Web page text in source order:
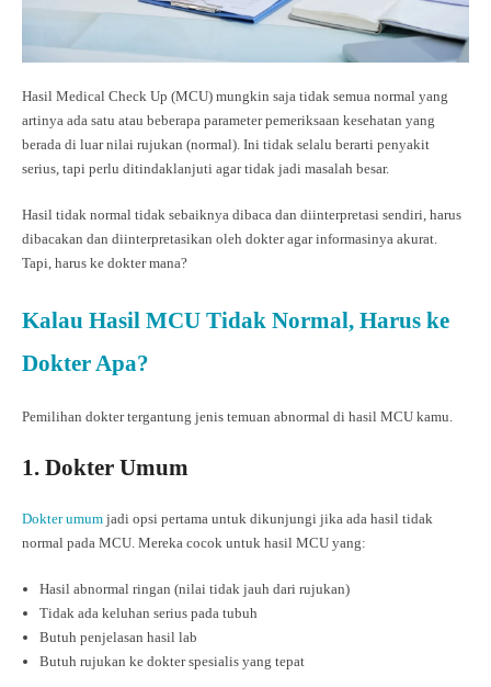
Hasil Medical Check Up (MCU) mungkin saja tidak semua normal yang
artinya ada satu atau beberapa parameter pemeriksaan kesehatan yang
berada di luar nilai rujukan (normal). Ini tidak selalu berarti penyakit
serius, tapi perlu ditindaklanjuti agar tidak jadi masalah besar.
Hasil tidak normal tidak sebaiknya dibaca dan diinterpretasi sendiri, harus
dibacakan dan diinterpretasikan oleh dokter agar informasinya akurat.
Tapi, harus ke dokter mana?
Kalau Hasil MCU Tidak Normal, Harus ke
Dokter Apa?
Pemilihan dokter tergantung jenis temuan abnormal di hasil MCU kamu.
1. Dokter Umum
Dokter umum jadi opsi pertama untuk dikunjungi jika ada hasil tidak
normal pada MCU. Mereka cocok untuk hasil MCU yang:
Hasil abnormal ringan (nilai tidak jauh dari rujukan)
Tidak ada keluhan serius pada tubuh
Butuh penjelasan hasil lab
Butuh rujukan ke dokter spesialis yang tepat